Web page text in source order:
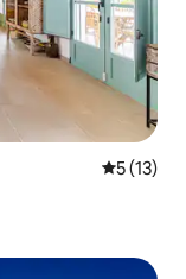
レビュー
5 (13)